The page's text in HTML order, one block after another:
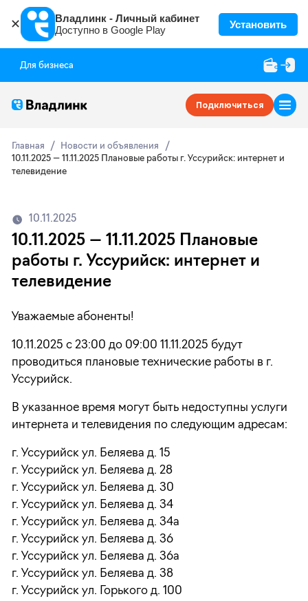
✕
Владлинк - Личный кабинет
Доступно в Google Play
Установить
Для бизнеса
Подключиться
Главная
Новости и объявления
10.11.2025 — 11.11.2025 Плановые работы г. Уссурийск: интернет и
телевидение
10.11.2025
10.11.2025 — 11.11.2025 Плановые
работы г. Уссурийск: интернет и
телевидение
Уважаемые абоненты!
10.11.2025 с 23:00 до 09:00 11.11.2025 будут
проводиться плановые технические работы в г.
Уссурийск.
В указанное время могут быть недоступны услуги
интернета и телевидения по следующим адресам:
г. Уссурийск ул. Беляева д. 15
г. Уссурийск ул. Беляева д. 28
г. Уссурийск ул. Беляева д. 30
г. Уссурийск ул. Беляева д. 34
г. Уссурийск ул. Беляева д. 34а
г. Уссурийск ул. Беляева д. 36
г. Уссурийск ул. Беляева д. 36а
г. Уссурийск ул. Беляева д. 38
г. Уссурийск ул. Горького д. 100